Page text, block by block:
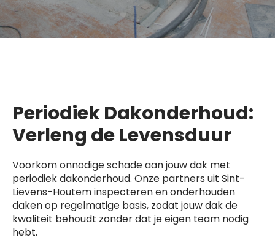
Periodiek Dakonderhoud:
Verleng de Levensduur
Voorkom onnodige schade aan jouw dak met
periodiek dakonderhoud. Onze partners uit Sint-
Lievens-Houtem inspecteren en onderhouden
daken op regelmatige basis, zodat jouw dak de
kwaliteit behoudt zonder dat je eigen team nodig
hebt.